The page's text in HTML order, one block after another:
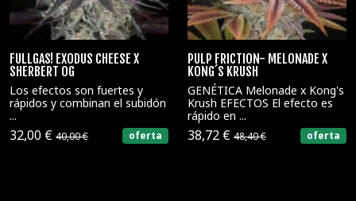
FULLGAS! EXODUS CHEESE X
SHERBERT OG
Los efectos son fuertes y
rápidos y combinan el subidón
...
32,00 € 40,00 € oferta
PULP FRICTION- MELONADE X
KONG´S KRUSH
GENÉTICA Melonade x Kong's
Krush EFECTOS El efecto es
rápido en ...
38,72 € 48,40 € oferta